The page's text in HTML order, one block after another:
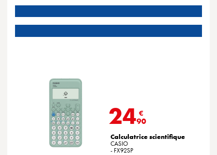
24 €
90
Calculatrice scientifique
CASIO
- FX92SP